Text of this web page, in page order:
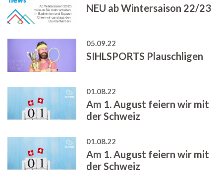
NEU ab Wintersaison 22/23
05.09.22
SIHLSPORTS Plauschligen
01.08.22
Am 1. August feiern wir mit
der Schweiz
01.08.22
Am 1. August feiern wir mit
der Schweiz